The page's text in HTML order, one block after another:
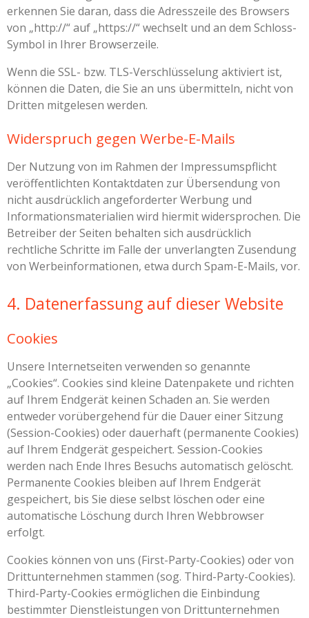
erkennen Sie daran, dass die Adresszeile des Browsers
von „http://“ auf „https://“ wechselt und an dem Schloss-
Symbol in Ihrer Browserzeile.
Wenn die SSL- bzw. TLS-Verschlüsselung aktiviert ist,
können die Daten, die Sie an uns übermitteln, nicht von
Dritten mitgelesen werden.
Widerspruch gegen Werbe-E-Mails
Der Nutzung von im Rahmen der Impressumspflicht
veröffentlichten Kontaktdaten zur Übersendung von
nicht ausdrücklich angeforderter Werbung und
Informationsmaterialien wird hiermit widersprochen. Die
Betreiber der Seiten behalten sich ausdrücklich
rechtliche Schritte im Falle der unverlangten Zusendung
von Werbeinformationen, etwa durch Spam-E-Mails, vor.
4. Datenerfassung auf dieser Website
Cookies
Unsere Internetseiten verwenden so genannte
„Cookies“. Cookies sind kleine Datenpakete und richten
auf Ihrem Endgerät keinen Schaden an. Sie werden
entweder vorübergehend für die Dauer einer Sitzung
(Session-Cookies) oder dauerhaft (permanente Cookies)
auf Ihrem Endgerät gespeichert. Session-Cookies
werden nach Ende Ihres Besuchs automatisch gelöscht.
Permanente Cookies bleiben auf Ihrem Endgerät
gespeichert, bis Sie diese selbst löschen oder eine
automatische Löschung durch Ihren Webbrowser
erfolgt.
Cookies können von uns (First-Party-Cookies) oder von
Drittunternehmen stammen (sog. Third-Party-Cookies).
Third-Party-Cookies ermöglichen die Einbindung
bestimmter Dienstleistungen von Drittunternehmen